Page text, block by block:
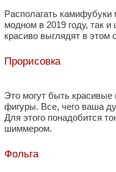
Располагать
модном в 2019 году, так
красиво выглядят в этом
Прорисовка
Это могут быть красивые
фигуры. Все, чего ваша
Для этого понадобится
шиммером.
Фольга